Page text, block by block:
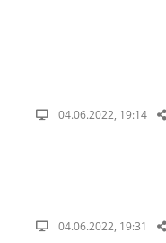
04.06.2022, 19:14
04.06.2022, 19:31